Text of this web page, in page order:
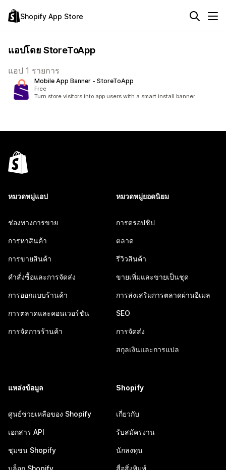
Shopify App Store
แอปโดย StoreToApp
แอป 1 รายการ
Mobile App Banner ‑ StoreToApp
Free
Turn store visitors into app users with a smart install banner
หมวดหมู่แอป
ช่องทางการขาย
การหาสินค้า
การขายสินค้า
คำสั่งซื้อและการจัดส่ง
การออกแบบร้านค้า
การตลาดและคอนเวอร์ชัน
การจัดการร้านค้า
หมวดหมู่ยอดนิยม
การดรอปชิป
ตลาด
รีวิวสินค้า
ขายเพิ่มและขายเป็นชุด
การส่งเสริมการตลาดผ่านอีเมล
SEO
การจัดส่ง
สกุลเงินและการแปล
แหล่งข้อมูล
ศูนย์ช่วยเหลือของ Shopify
เอกสาร API
ชุมชน Shopify
บล็อก Shopify
Shopify
เกี่ยวกับ
รับสมัครงาน
นักลงทุน
สื่อสิ่งพิมพ์